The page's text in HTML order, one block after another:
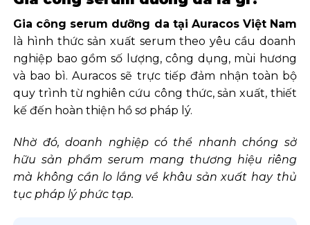
Gia công serum dưỡng da tại Auracos Việt Nam
là hình thức sản xuất serum theo yêu cầu doanh
nghiệp bao gồm số lượng, công dụng, mùi hương
và bao bì. Auracos sẽ trực tiếp đảm nhận toàn bộ
quy trình từ nghiên cứu công thức, sản xuất, thiết
kế đến hoàn thiện hồ sơ pháp lý.
Nhờ đó, doanh nghiệp có thể nhanh chóng sở
hữu sản phẩm serum mang thương hiệu riêng
mà không cần lo lắng về khâu sản xuất hay thủ
tục pháp lý phức tạp.